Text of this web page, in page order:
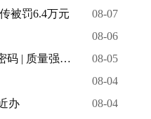
被罚6.4万元 08-07
08-06
·提质兴川⑤ 08-05
08-04
办 08-04